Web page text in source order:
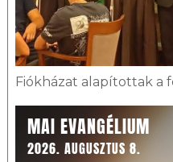
Fiókházat alapítottak a
MAI EVANGÉLIUM
2026. AUGUSZTUS 8.